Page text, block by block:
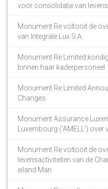
voor consolidatie van
Monument Re voltooit de
van Integrale Lux S.A.
Monument Re Limited
binnen haar kaderpersoneel
Monument Re Limited
Changes
Monument Assurance
Luxembourg (‘AMELL’) over
Monument Re voltooit de
levensactiviteiten van de
eiland Man